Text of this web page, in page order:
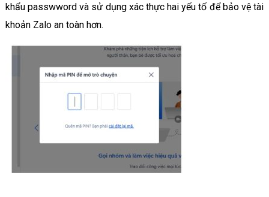
khẩu passwword và sử dụng xác thực hai yếu tố để bảo vệ tài
khoản Zalo an toàn hơn.